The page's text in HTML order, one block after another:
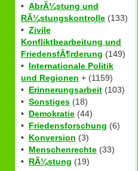
• AbrÃ¼stung und
RÃ¼stungskontrolle (133)
• Zivile
Konfliktbearbeitung und
FriedensfÃ¶rderung (149)
• Internationale Politik
und Regionen + (1159)
• Erinnerungsarbeit (103)
• Sonstiges (18)
• Demokratie (44)
• Friedensforschung (6)
• Konversion (3)
• Menschenrechte (33)
• RÃ¼stung (19)